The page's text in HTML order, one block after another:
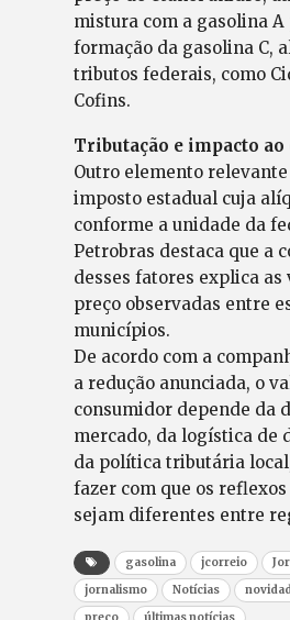
mistura com a gasolina A
formação da gasolina C,
tributos federais, como
Cofins.
Tributação e impacto
Outro elemento relevante
imposto estadual cuja
conforme a unidade da
Petrobras destaca que a
desses fatores explica as
preço observadas entre
municípios.
De acordo com a
a redução anunciada, o
consumidor depende da
mercado, da logística de
da política tributária
fazer com que os
sejam diferentes entre
gasolina jcorreio
jornalismo
Notícias